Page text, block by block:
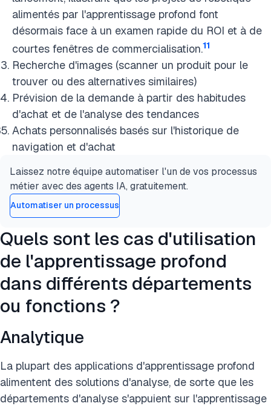
alimentés par l'apprentissage profond font
désormais face à un examen rapide du ROI et à de
courtes fenêtres de commercialisation.11
Recherche d'images (scanner un produit pour le
trouver ou des alternatives similaires)
Prévision de la demande à partir des habitudes
d'achat et de l'analyse des tendances
Achats personnalisés basés sur l'historique de
navigation et d'achat
Laissez notre équipe automatiser l'un de vos processus
métier avec des agents IA, gratuitement.
Automatiser un processus
Quels sont les cas d'utilisation
de l'apprentissage profond
dans différents départements
ou fonctions ?
Analytique
La plupart des applications d'apprentissage profond
alimentent des solutions d'analyse, de sorte que les
départements d'analyse s'appuient sur l'apprentissage